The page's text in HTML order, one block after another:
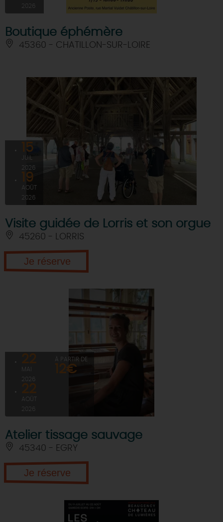
2026
Boutique éphémère
45360 - CHATILLON-SUR-LOIRE
15
JUIL
2026
19
AOÛT
2026
Visite guidée de Lorris et son orgue
45260 - LORRIS
Je réserve
22
MAI
2026
22
AOÛT
2026
À PARTIR DE
12€
Atelier tissage sauvage
45340 - EGRY
Je réserve